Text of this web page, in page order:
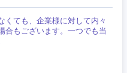
ても、企業様に対して内々
合もございます。一つでも当
企画・立上げ
山形県